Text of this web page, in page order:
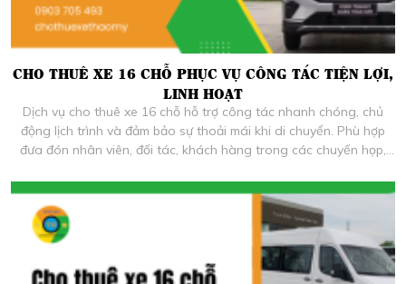
CHO THUÊ XE 16 CHỖ PHỤC VỤ CÔNG TÁC TIỆN LỢI,
LINH HOẠT
Dịch vụ cho thuê xe 16 chỗ hỗ trợ công tác nhanh chóng, chủ
động lịch trình và đảm bảo sự thoải mái khi di chuyển. Phù hợp
đưa đón nhân viên, đối tác, khách hàng trong các chuyến họp,